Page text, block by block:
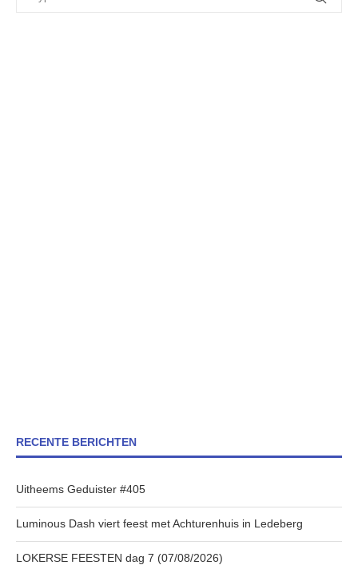
RECENTE BERICHTEN
Uitheems Geduister #405
Luminous Dash viert feest met Achturenhuis in Ledeberg
LOKERSE FEESTEN dag 7 (07/08/2026)